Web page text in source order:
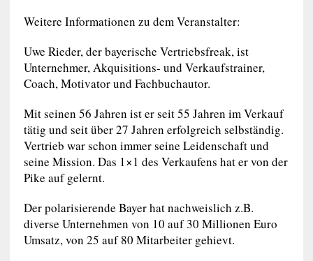
Weitere Informationen zu dem Veranstalter:
Uwe Rieder, der bayerische Vertriebsfreak, ist
Unternehmer, Akquisitions- und Verkaufstrainer,
Coach, Motivator und Fachbuchautor.
Mit seinen 56 Jahren ist er seit 55 Jahren im Verkauf
tätig und seit über 27 Jahren erfolgreich selbständig.
Vertrieb war schon immer seine Leidenschaft und
seine Mission. Das 1×1 des Verkaufens hat er von der
Pike auf gelernt.
Der polarisierende Bayer hat nachweislich z.B.
diverse Unternehmen von 10 auf 30 Millionen Euro
Umsatz, von 25 auf 80 Mitarbeiter gehievt.